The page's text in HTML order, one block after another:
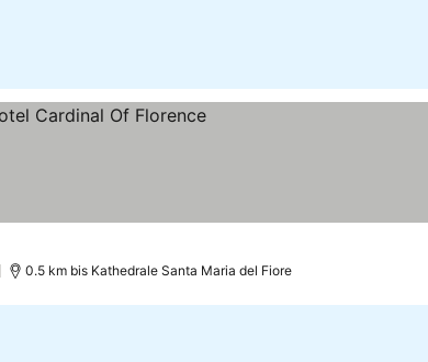
0.5 km bis Kathedrale Santa Maria del Fiore